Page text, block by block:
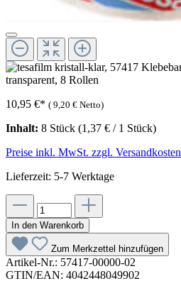
10,95 €* ( 9,20 € Netto)
Inhalt: 8 Stück (1,37 € / 1 Stück)
Preise inkl. MwSt. zzgl. Versandkosten
Lieferzeit: 5-7 Werktage
In den Warenkorb
Zum Merkzettel hinzufügen
Artikel-Nr.: 57417-00000-02
GTIN/EAN: 4042448049902